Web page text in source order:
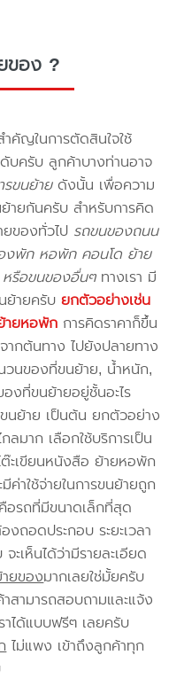
ของ ?
ำคัญในการตัดสินใจใช้
ดับครับ ลูกค้าบางท่านอาจ
รขนย้ายดังนั้น เพื่อความ
ายกันครับ สำหรับการคิด
ยของทั่วไป รถขนของถนน
งพัก หอพัก คอนโด ย้าย
รือขนของอื่นๆทางเรา มี
ย้ายครับยกตัวอย่างเช่น
ายหอพัก การคิดราคาก็ขึ้น
ากต้นทาง ไปยังปลายทาง
วนของที่ขนย้าย, น้ำหนัก,
งที่ขนย้ายอยู่ชั้นอะไร
ขนย้าย เป็นต้น ยกตัวอย่าง
ลมาก เลือกใช้บริการเป็น
ะเขียนหนังสือ ย้ายหอพัก
าใช้จ่ายในการขนย้ายถูก
อรถที่มีขนาดเล็กที่สุด
ถอดประกอบ ระยะเวลา
ะเห็นได้ว่ามีรายละเอียด
ยของมากเลยใช่มั้ยครับ
ามารถสอบถามและแจ้ง
าได้แบบฟรีๆ เลยครับ
ไม่แพง เข้าถึงลูกค้าทุก